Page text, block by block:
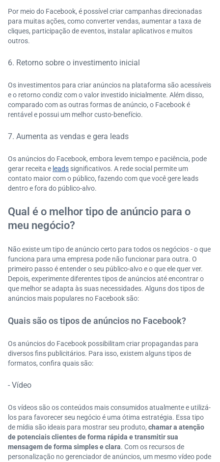
Por meio do Facebook, é possível criar campanhas direcionadas
para muitas ações, como converter vendas, aumentar a taxa de
cliques, participação de eventos, instalar aplicativos e muitos
outros.
6. Retorno sobre o investimento inicial
Os investimentos para criar anúncios na plataforma são acessíveis
e o retorno condiz com o valor investido inicialmente. Além disso,
comparado com as outras formas de anúncio, o Facebook é
rentável e possui um melhor custo-benefício.
7. Aumenta as vendas e gera leads
Os anúncios do Facebook, embora levem tempo e paciência, pode
gerar receita e leads significativos. A rede social permite um
contato maior com o público, fazendo com que você gere leads
dentro e fora do público-alvo.
Qual é o melhor tipo de anúncio para o
meu negócio?
Não existe um tipo de anúncio certo para todos os negócios - o que
funciona para uma empresa pode não funcionar para outra. O
primeiro passo é entender o seu público-alvo e o que ele quer ver.
Depois, experimente diferentes tipos de anúncios até encontrar o
que melhor se adapta às suas necessidades. Alguns dos tipos de
anúncios mais populares no Facebook são:
Quais são os tipos de anúncios no Facebook?
Os anúncios do Facebook possibilitam criar propagandas para
diversos fins publicitários. Para isso, existem alguns tipos de
formatos, confira quais são:
- Vídeo
Os vídeos são os conteúdos mais consumidos atualmente e utilizá-
los para favorecer seu negócio é uma ótima estratégia. Essa tipo
de mídia são ideais para mostrar seu produto, chamar a atenção
de potenciais clientes de forma rápida e transmitir sua
mensagem de forma simples e clara. Com os recursos de
personalização no gerenciador de anúncios, um mesmo vídeo pode